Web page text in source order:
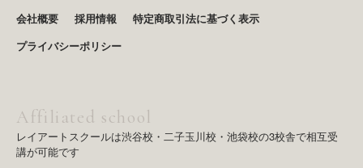
e
o g
会社概要 採用情報
特定商取引法に基づく表示
プライバシーポリシー
Affiliated school
レイアートスクールは渋谷校・二子玉川校・池袋校の3校舎で相互受
講が可能です